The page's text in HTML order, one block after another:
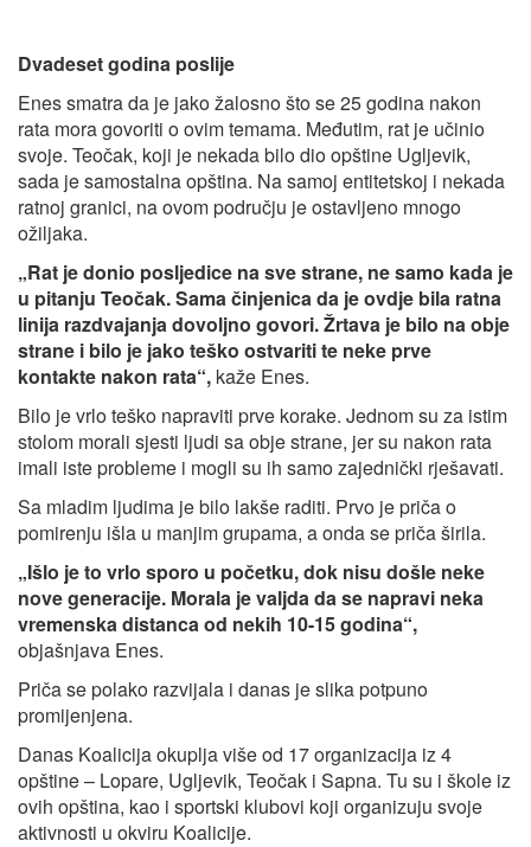
Dvadeset godina poslije
Enes smatra da je jako žalosno što se 25 godina nakon
rata mora govoriti o ovim temama. Međutim, rat je učinio
svoje. Teočak, koji je nekada bilo dio opštine Ugljevik,
sada je samostalna opština. Na samoj entitetskoj i nekada
ratnoj granici, na ovom području je ostavljeno mnogo
ožiljaka.
„Rat je donio posljedice na sve strane, ne samo kada je
u pitanju Teočak. Sama činjenica da je ovdje bila ratna
linija razdvajanja dovoljno govori. Žrtava je bilo na obje
strane i bilo je jako teško ostvariti te neke prve
kontakte nakon rata“, kaže Enes.
Bilo je vrlo teško napraviti prve korake. Jednom su za istim
stolom morali sjesti ljudi sa obje strane, jer su nakon rata
imali iste probleme i mogli su ih samo zajednički rješavati.
Sa mladim ljudima je bilo lakše raditi. Prvo je priča o
pomirenju išla u manjim grupama, a onda se priča širila.
„Išlo je to vrlo sporo u početku, dok nisu došle neke
nove generacije. Morala je valjda da se napravi neka
vremenska distanca od nekih 10-15 godina“,
objašnjava Enes.
Priča se polako razvijala i danas je slika potpuno
promijenjena.
Danas Koalicija okuplja više od 17 organizacija iz 4
opštine – Lopare, Ugljevik, Teočak i Sapna. Tu su i škole iz
ovih opština, kao i sportski klubovi koji organizuju svoje
aktivnosti u okviru Koalicije.